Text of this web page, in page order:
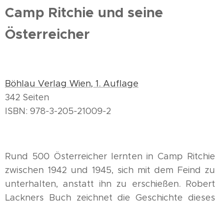
Camp Ritchie und seine
Österreicher
Böhlau Verlag Wien, 1. Auflage
342 Seiten
ISBN: 978-3-205-21009-2
Rund 500 Österreicher lernten in Camp Ritchie
zwischen 1942 und 1945, sich mit dem Feind zu
unterhalten, anstatt ihn zu erschießen. Robert
Lackners Buch zeichnet die Geschichte dieses